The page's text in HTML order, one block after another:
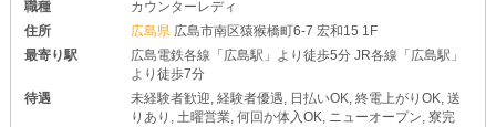
職種
カウンターレディ
住所
広島県 広島市南区猿猴橋町6-7 宏和15 1F
最寄り駅
広島電鉄各線「広島駅」より徒歩5分 JR各線「広島駅」
より徒歩7分
待遇
未経験者歓迎, 経験者優遇, 日払いOK, 終電上がりOK, 送
りあり, 土曜営業, 何回か体入OK, ニューオープン, 寮完